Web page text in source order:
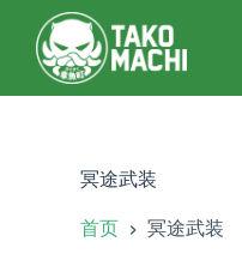
跳
过
内
容
冥途武装
首页 冥途武装